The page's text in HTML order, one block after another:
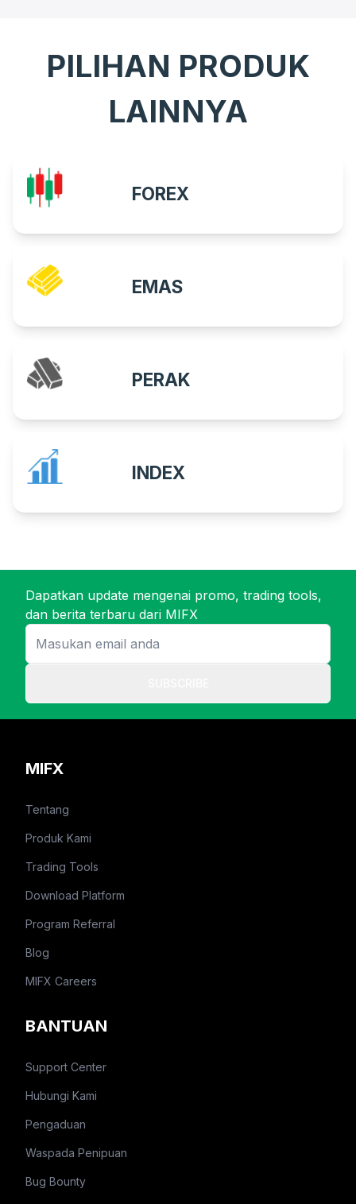
PILIHAN PRODUK
LAINNYA
FOREX
EMAS
PERAK
INDEX
Dapatkan update mengenai promo, trading tools,
dan berita terbaru dari MIFX
MIFX
Tentang
Produk Kami
Trading Tools
Download Platform
Program Referral
Blog
MIFX Careers
BANTUAN
Support Center
Hubungi Kami
Pengaduan
Waspada Penipuan
Bug Bounty